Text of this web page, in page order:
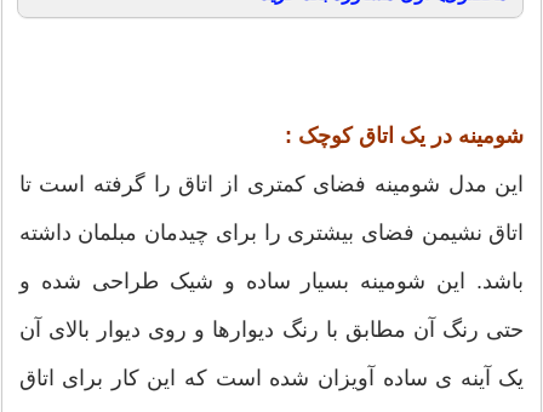
شومینه در یک اتاق کوچک :
این مدل شومینه فضای کمتری از اتاق را گرفته است تا
اتاق نشیمن فضای بیشتری را برای چیدمان مبلمان داشته
باشد. این شومینه بسیار ساده و شیک طراحی شده و
حتی رنگ آن مطابق با رنگ دیوارها و روی دیوار بالای آن
یک آینه ی ساده آویزان شده است که این کار برای اتاق